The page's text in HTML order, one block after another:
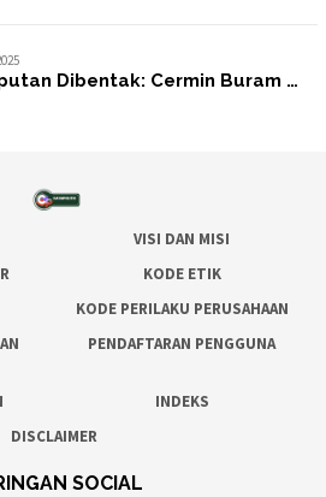
Dibentak: Cermin Buram …
VISI DAN MISI
KODE ETIK
KODE PERILAKU PERUSAHAAN
PENDAFTARAN PENGGUNA
INDEKS
DISCLAIMER
SOCIAL